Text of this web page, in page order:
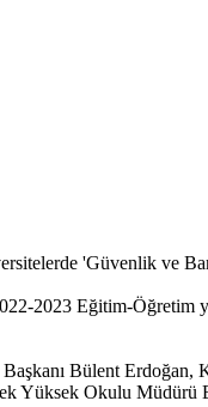
'Güvenlik ve
2023 Eğitim-Öğretim
Bülent
Yüksek Okulu Müdürü